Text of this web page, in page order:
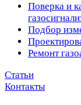
Поверка и
Подбор
Ремонт
Статьи
Контакты